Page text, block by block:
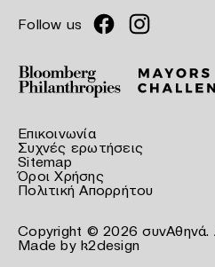
Follow us
Επικοινωνία
Συχνές ερωτήσεις
Sitemap
Όροι Χρήσης
Πολιτική Απορρήτου
Copyright © 2026 συνΑθηνά.
Made by k2design